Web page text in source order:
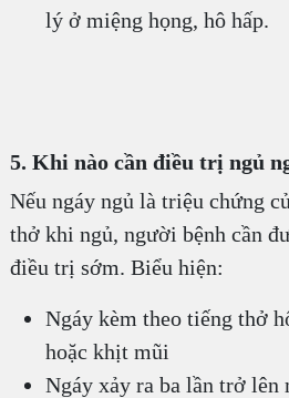
lý ở miệng họng, hô hấp.
5. Khi nào cần điều trị ngủ
Nếu ngáy ngủ là triệu chứng
thở khi ngủ, người bệnh cần
điều trị sớm. Biểu hiện:
Ngáy kèm theo tiếng thở
hoặc khịt mũi
Ngáy xảy ra ba lần trở lên